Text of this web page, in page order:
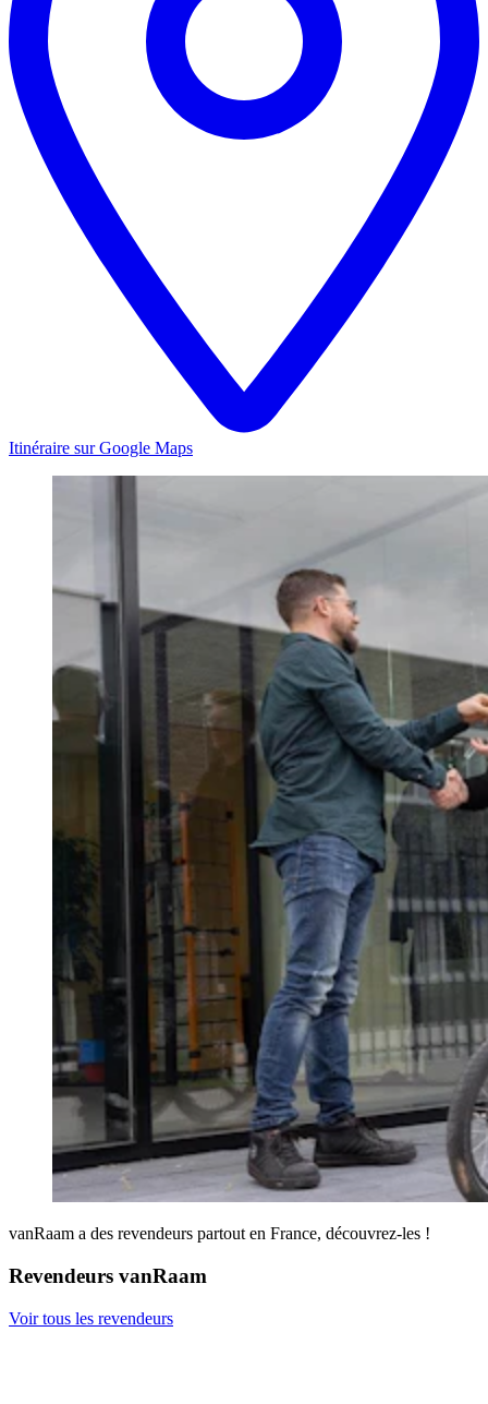
Itinéraire sur Google Maps
vanRaam a des revendeurs partout en France, découvrez-les !
Revendeurs vanRaam
Voir tous les revendeurs